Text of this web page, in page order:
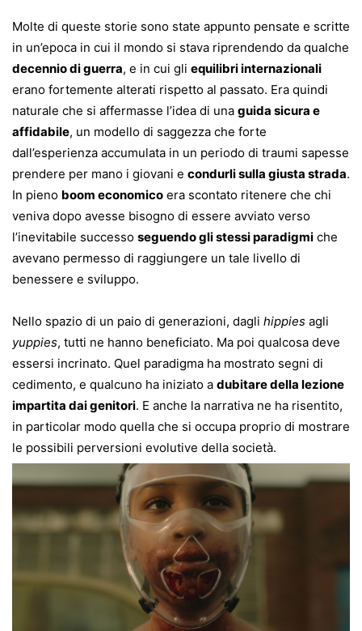
Molte di queste storie sono state appunto pensate e scritte
in un’epoca in cui il mondo si stava riprendendo da qualche
decennio di guerra, e in cui gli equilibri internazionali
erano fortemente alterati rispetto al passato. Era quindi
naturale che si affermasse l’idea di una guida sicura e
affidabile, un modello di saggezza che forte
dall’esperienza accumulata in un periodo di traumi sapesse
prendere per mano i giovani e condurli sulla giusta strada.
In pieno boom economico era scontato ritenere che chi
veniva dopo avesse bisogno di essere avviato verso
l’inevitabile successo seguendo gli stessi paradigmi che
avevano permesso di raggiungere un tale livello di
benessere e sviluppo.
Nello spazio di un paio di generazioni, dagli hippies agli
yuppies, tutti ne hanno beneficiato. Ma poi qualcosa deve
essersi incrinato. Quel paradigma ha mostrato segni di
cedimento, e qualcuno ha iniziato a dubitare della lezione
impartita dai genitori. E anche la narrativa ne ha risentito,
in particolar modo quella che si occupa proprio di mostrare
le possibili perversioni evolutive della società.